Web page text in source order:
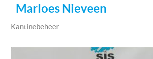
Marloes Nieveen
Kantinebeheer